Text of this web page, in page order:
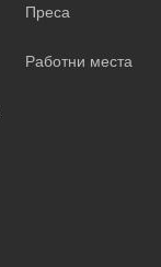
Преса
Работни места